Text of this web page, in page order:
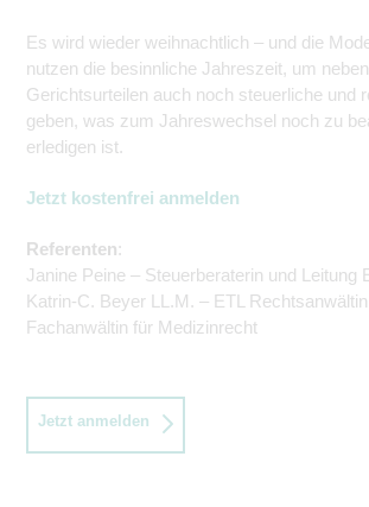
Es wird wieder weihnachtlich – und die
nutzen die besinnliche Jahreszeit, um
Gerichtsurteilen auch noch steuerliche und
geben, was zum Jahreswechsel noch zu
erledigen ist.
Jetzt kostenfrei anmelden
Referenten:
Janine Peine – Steuerberaterin und Leitung
Katrin-C. Beyer LL.M. – ETL
Fachanwältin für Medizinrecht
Jetzt anmelden